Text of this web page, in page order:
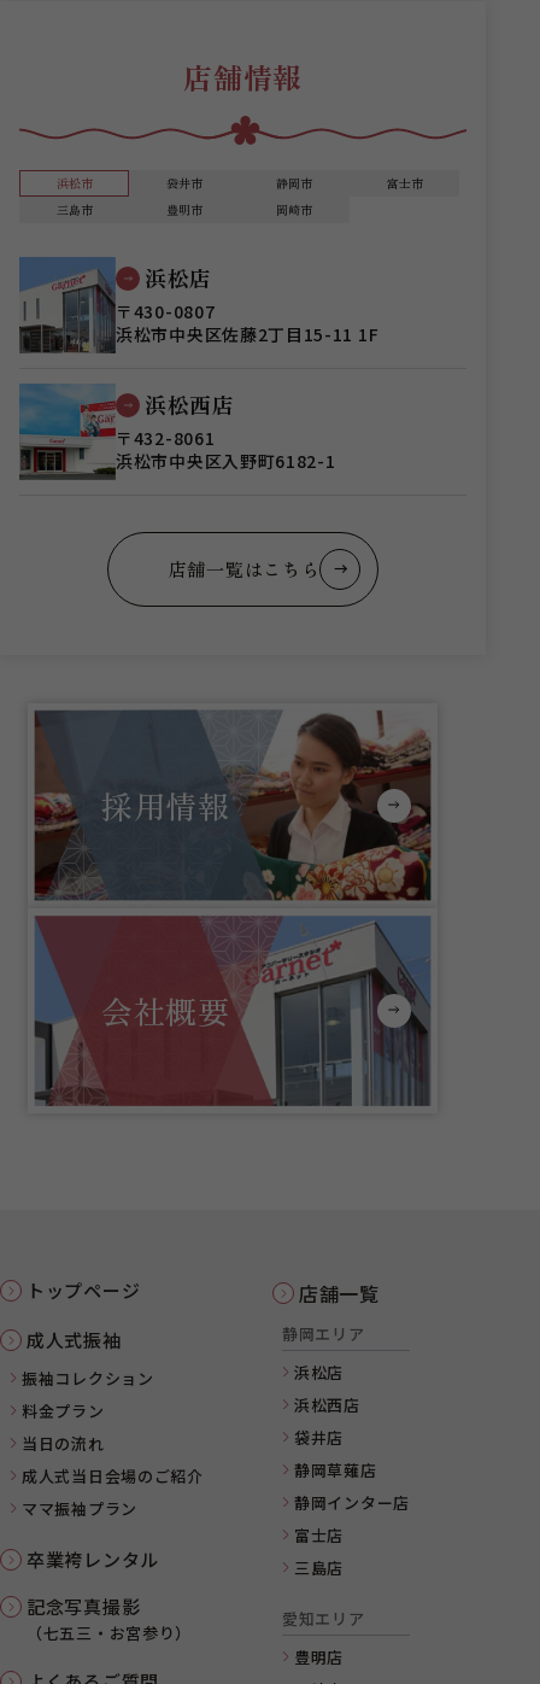
店舗情報
浜松市 袋井市 静岡市
富士市
三島市
豊明市 岡崎市
浜松店
〒430-0807
浜松市中央区佐藤2丁目15-11 1F
浜松西店
〒432-8061
浜松市中央区入野町6182-1
店舗一覧はこちら
採用情報
会社概要
トップページ
成人式振袖
振袖コレクション
料金プラン
当日の流れ
成人式当日会場のご紹介
ママ振袖プラン
卒業袴レンタル
記念写真撮影
（七五三・お宮参り）
店舗一覧
静岡エリア
浜松店
浜松西店
袋井店
静岡草薙店
静岡インター店
富士店
三島店
愛知エリア
豊明店